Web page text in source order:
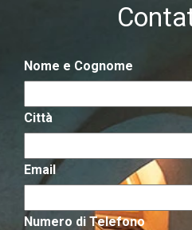
Nome e Cognome
Città
Email
Numero di Telefono